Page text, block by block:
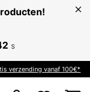
S
verzending vanaf 100€*